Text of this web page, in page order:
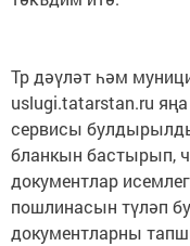
Тр дәүләт һәм
uslugi.tatarstan.ru
сервисы
бланкын бастырып,
документлар
пошлинасын түләп
документларны